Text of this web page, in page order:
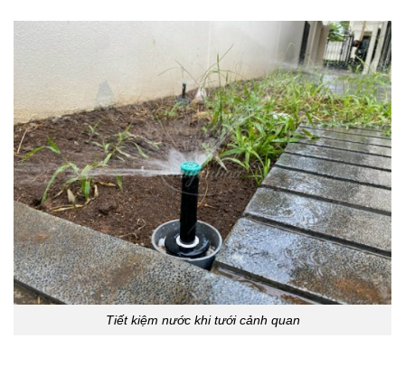
Tiết kiệm nước khi tưới cảnh quan